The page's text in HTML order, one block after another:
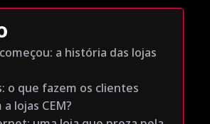
a história das lojas
o que fazem os clientes
lojas CEM?